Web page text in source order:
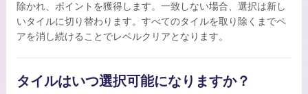
除かれ、ポイントを獲得します。一致しない場合、選択は新し
いタイルに切り替わります。すべてのタイルを取り除くまでペ
アを消し続けることでレベルクリアとなります。
タイルはいつ選択可能になりますか？